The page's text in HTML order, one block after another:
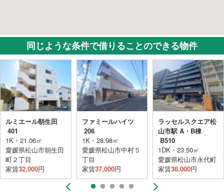
同じような条件で借りることのできる物件
ルミエール朝生田
401
1K・21.06㎡
愛媛県松山市朝生田
町２丁目
家賃32,000円
ファミールハイツ
206
1K・28.98㎡
愛媛県松山市中村５
丁目
家賃37,000円
ラッセルスクエア松
山市駅 A・B棟
B510
1DK・23.50㎡
愛媛県松山市永代町
家賃36,000円